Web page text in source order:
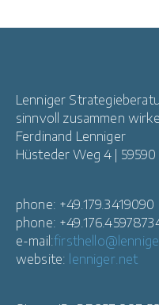
Lenniger
sinnvoll zusammen
Ferdinand Lenniger
Hüsteder Weg 4 | 59590
phone:
phone:
e-mail:
website: lenniger.net